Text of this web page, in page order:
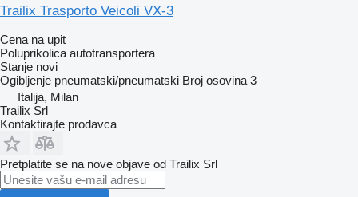
Trailix Trasporto Veicoli VX-3
Cena na upit
Poluprikolica autotransportera
Stanje novi
Ogibljenje pneumatski/pneumatski Broj osovina 3
Italija, Milan
Trailix Srl
Kontaktirajte prodavca
Pretplatite se na nove objave od Trailix Srl